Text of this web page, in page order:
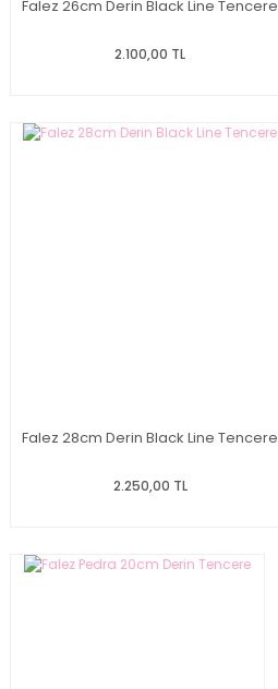
Falez 26cm Derin Black Line Tencere
2.100,00 TL
Falez 28cm Derin Black Line Tencere
2.250,00 TL